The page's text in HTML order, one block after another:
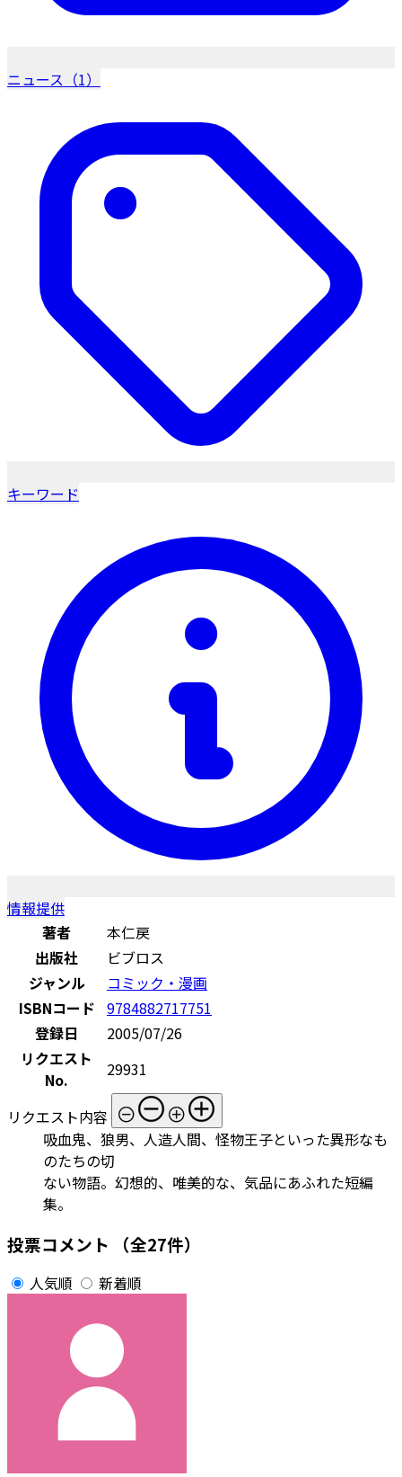
ニュース（1）
キーワード
情報提供
著者
本仁戻
出版社
ビブロス
ジャンル
コミック・漫画
ISBNコード 9784882717751
登録日
2005/07/26
リクエスト
No.
29931
リクエスト内容
吸血鬼、狼男、人造人間、怪物王子といった異形なも
のたちの切
ない物語。幻想的、唯美的な、気品にあふれた短編
集。
投票コメント （全27件）
人気順 新着順